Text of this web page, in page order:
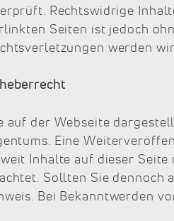
Rechtswidrige
Seiten ist jedoch
werden
auf der Webseite
Eine
Inhalte auf dieser
Sollten Sie dennoch
Bei Bekanntwerden